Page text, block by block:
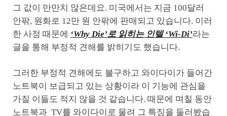
그 값이 만만치 않은데요. 미국에서는 지금 100달러
안팎, 원화로 12만 원 안팎에 판매되고 있습니다. 이러
한 사정 때문에 ‘Why Die’로 읽히는 인텔 ‘Wi-Di’라는
글을 통해 부정적 견해를 밝히기도 했습니다.
그러한 부정적 견해에도 불구하고 와이다이가 들어간
노트북이 보급되고 있는 상황이라 이 기능에 관심을
가질 이들도 적지 않을 것 같습니다. 때문에 며칠 동안
노트북과 TV를 와이다이로 물려 그 특징을 둘러봤습